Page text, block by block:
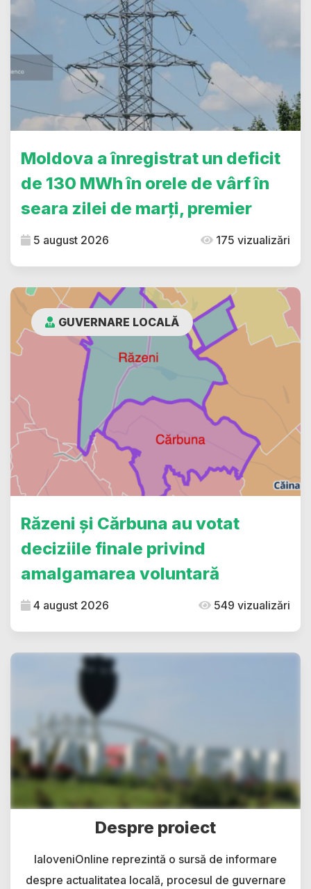
Moldova a înregistrat un deficit
de 130 MWh în orele de vârf în
seara zilei de marți, premier
5 august 2026 175 vizualizări
GUVERNARE LOCALĂ
Răzeni și Cărbuna au votat
deciziile finale privind
amalgamarea voluntară
4 august 2026 549 vizualizări
Despre proiect
IaloveniOnline reprezintă o sursă de informare
despre actualitatea locală, procesul de guvernare